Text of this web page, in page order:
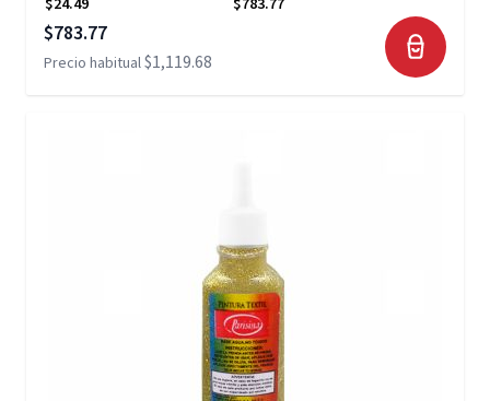
$24.49
$783.77
Precio especial
$783.77
Precio habitual$1,119.68